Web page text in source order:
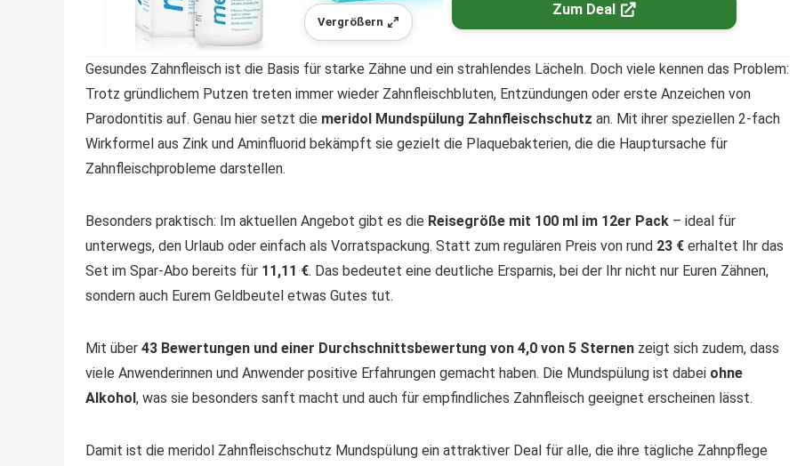
Vergrößern
Zum Deal
Gesundes Zahnfleisch ist die Basis für starke Zähne und ein strahlendes Lächeln. Doch viele kennen das Problem:
Trotz gründlichem Putzen treten immer wieder Zahnfleischbluten, Entzündungen oder erste Anzeichen von
Parodontitis auf. Genau hier setzt die meridol Mundspülung Zahnfleischschutz an. Mit ihrer speziellen 2-fach
Wirkformel aus Zink und Aminfluorid bekämpft sie gezielt die Plaquebakterien, die die Hauptursache für
Zahnfleischprobleme darstellen.
Besonders praktisch: Im aktuellen Angebot gibt es die Reisegröße mit 100 ml im 12er Pack – ideal für
unterwegs, den Urlaub oder einfach als Vorratspackung. Statt zum regulären Preis von rund 23 € erhaltet Ihr das
Set im Spar-Abo bereits für 11,11 €. Das bedeutet eine deutliche Ersparnis, bei der Ihr nicht nur Euren Zähnen,
sondern auch Eurem Geldbeutel etwas Gutes tut.
Mit über 43 Bewertungen und einer Durchschnittsbewertung von 4,0 von 5 Sternen zeigt sich zudem, dass
viele Anwenderinnen und Anwender positive Erfahrungen gemacht haben. Die Mundspülung ist dabei ohne
Alkohol, was sie besonders sanft macht und auch für empfindliches Zahnfleisch geeignet erscheinen lässt.
Damit ist die meridol Zahnfleischschutz Mundspülung ein attraktiver Deal für alle, die ihre tägliche Zahnpflege